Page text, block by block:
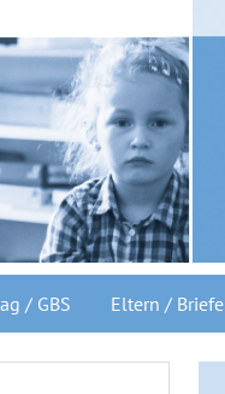
/ GBS Eltern / Briefe